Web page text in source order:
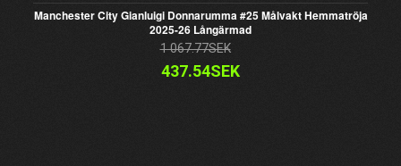
Manchester City Gianluigi Donnarumma #25 Målvakt Hemmatröja
2025-26 Långärmad
1 067.77SEK
437.54SEK